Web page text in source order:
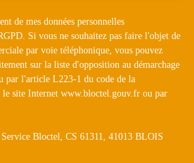
de mes données personnelles
Si vous ne souhaitez pas faire l'objet de
par voie téléphonique, vous pouvez
sur la liste d'opposition au démarchage
par l'article L223-1 du code de la
le site Internet www.bloctel.gouv.fr ou par
Bloctel, CS 61311, 41013 BLOIS